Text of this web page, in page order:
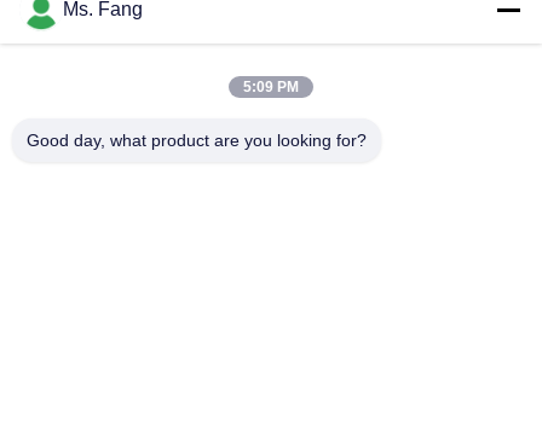
Balances portables sans fil pour camions
Système de pesage numérique statique dynamique portable
Ms. Fang
5:09 PM
Good day, what product are you looking for?